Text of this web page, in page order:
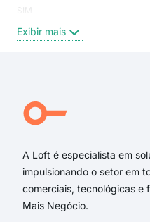
SIM
Exibir mais
A Loft é especialista em
impulsionando o setor em
comerciais, tecnológicas e
Mais Negócio.